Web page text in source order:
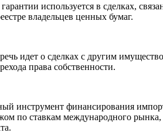
используется в сделках,
владельцев ценных бумаг.
идет о сделках с другим
права собственности.
инструмент финансирования
по ставкам международного